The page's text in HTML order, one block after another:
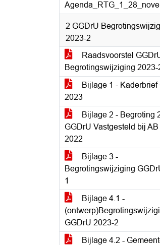
2 GGDrU
2023-2
Raadsvoorstel
Begrotingswijziging 2023-
Bijlage 1 - Kaderbrief
2023
Bijlage 2 - Begroting
GGDrU Vastgesteld bij
2022
Bijlage 3 -
Begrotingswijziging
1
Bijlage 4.1 -
GGDrU 2023-2
Bijlage 4.2 -